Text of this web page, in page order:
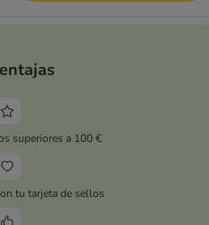
superiores a 100 €
tu tarjeta de sellos